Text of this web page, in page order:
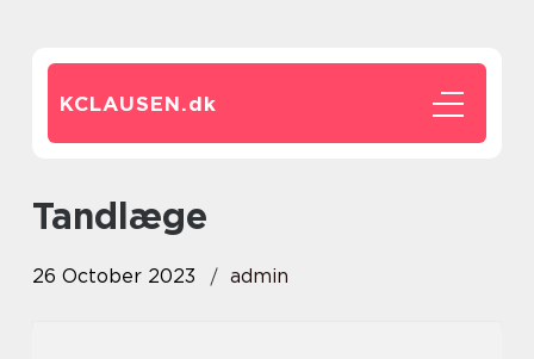
KCLAUSEN.dk
tandlæge
26 October 2023 admin